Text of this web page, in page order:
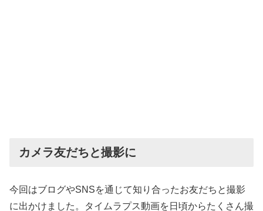
カメラ友だちと撮影に
今回はブログやSNSを通じて知り合ったお友だちと撮影
に出かけました。タイムラプス動画を日頃からたくさん撮